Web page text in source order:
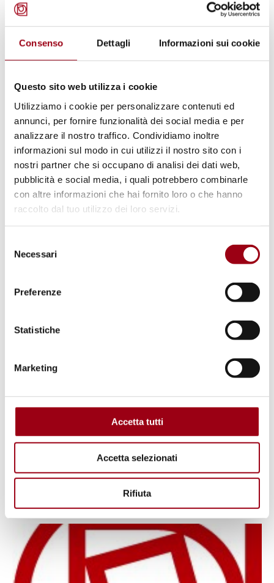
Consenso Dettagli Informazioni sui cookie
Questo sito web utilizza i cookie
Utilizziamo i cookie per personalizzare contenuti ed
annunci, per fornire funzionalità dei social media e per
analizzare il nostro traffico. Condividiamo inoltre
informazioni sul modo in cui utilizzi il nostro sito con i
nostri partner che si occupano di analisi dei dati web,
pubblicità e social media, i quali potrebbero combinarle
con altre informazioni che hai fornito loro o che hanno
raccolto dal tuo utilizzo dei loro servizi.
delNecessari
Preferenze
Statistiche
Marketing
Accetta tutti
Accetta selezionati
Rifiuta
40° Anniversario della
Convenzione sull'eliminazione di
tutte le forme di discriminazione
nei confronti delle donne (1979-
2019)
03.07.2019
© Unesco
ONG E ASSOCIAZIONISMO
Il transnazionalismo organizzato a
fini di promozione umana